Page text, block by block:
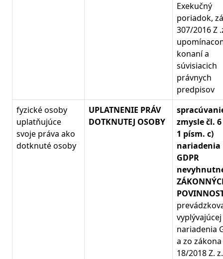
Exekučný
poriadok,
307/2016 Z
konaní a
súvisiacich
právnych
predpisov
fyzické osoby
uplatňujúce
svoje práva ako
dotknuté osoby
UPLATNENIE PRÁV
DOTKNUTEJ OSOBY
zmysle čl.
1 písm. c)
nariadenia
GDPR
vyplývajúcej
nariadenia
a zo zákona
18/2018 Z.